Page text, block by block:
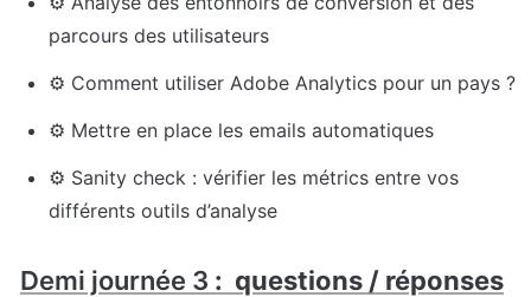
parcours des utilisateurs
⚙️ Comment utiliser Adobe Analytics pour un pays ?
⚙️ Mettre en place les emails automatiques
⚙️ Sanity check : vérifier les métrics entre vos
différents outils d’analyse
Demi journée 3 :  questions / réponses